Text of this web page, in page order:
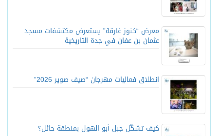
معرض “كنوز غارقة” يستعرض مكتشفات مسجد
عثمان بن عفان في جدة التاريخية
انطلاق فعاليات مهرجان “صيف صوير 2026”
كيف تشكّل جبل أبو الهول بمنطقة حائل؟